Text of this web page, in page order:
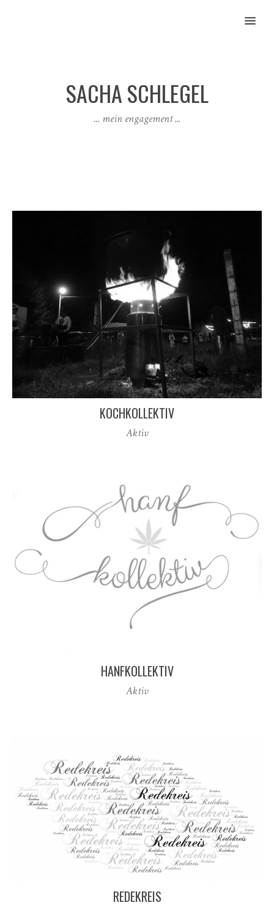
MENU
SACHA SCHLEGEL
... mein engagement ...
KOCHKOLLEKTIV
Aktiv
HANFKOLLEKTIV
Aktiv
REDEKREIS